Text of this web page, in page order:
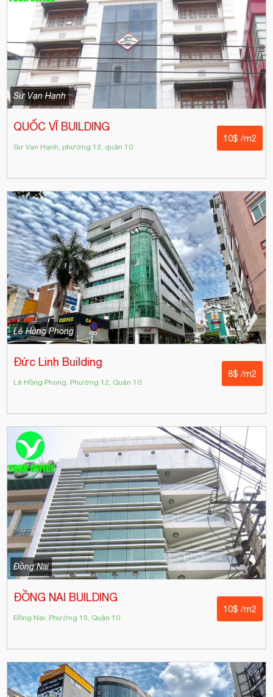
Sư Vạn Hạnh
QUỐC VĨ BUILDING
Sư Vạn Hạnh, phường 12, quận 10
10$ /m2
Lê Hồng Phong
Đức Linh Building
Lê Hồng Phong, Phường 12, Quận 10
8$ /m2
Đồng Nai
ĐỒNG NAI BUILDING
Đồng Nai, Phường 15, Quận 10
10$ /m2